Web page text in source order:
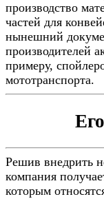
производство
частей для
нынешний
производителей
примеру,
мототранспорта.
Решив внедрить
компания
которым